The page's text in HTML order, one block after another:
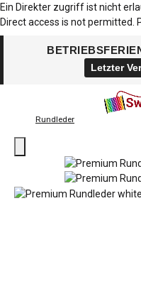
Ein Direkter zugriff ist nicht
Direct access is not permitted.
Letzter
Rundleder